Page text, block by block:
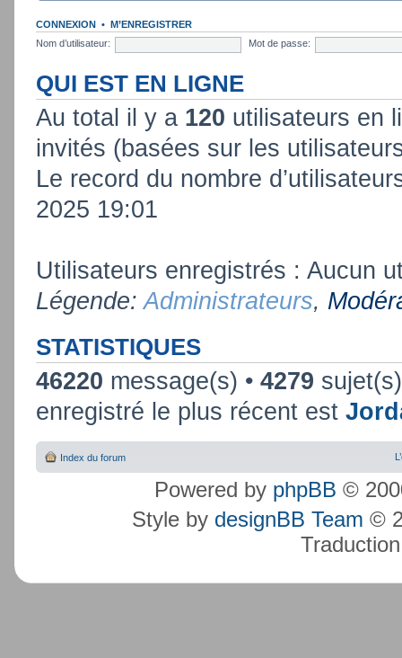
CONNEXION • M’ENREGISTRER
Nom d’utilisateur:
Mot de passe:
QUI EST EN LIGNE
Au total il y a 120 utilisateurs en
invités (basées sur les
Le record du nombre
2025 19:01
Utilisateurs enregistrés : Aucun
Légende:Administrateurs,
STATISTIQUES
46220 message(s) • 4279
enregistré le plus récent est
Index du forum
Powered by phpBB ©
Style by designBB Team ©